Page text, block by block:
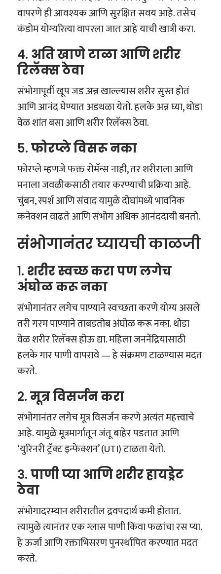
वापरणे ही आवश्यक आणि सुरक्षित सवय आहे. तसेच
कंडोम योग्यरित्या वापरला जात आहे याची खात्री करा.
४. अति खाणे टाळा आणि शरीर
रिलॅक्स ठेवा
संभोगापूर्वी खूप जड अन्न खाल्ल्यास शरीर सुस्त होतं
आणि आनंद घेण्यात अडथळा येतो. हलके अन्न घ्या, थोडा
वेळ शांत बसा आणि शरीर रिलॅक्स ठेवा.
५. फोरप्ले विसरू नका
फोरप्ले म्हणजे फक्त रोमॅन्स नाही, तर शरीराला आणि
मनाला जवळीकसाठी तयार करण्याची प्रक्रिया आहे.
चुंबन, स्पर्श आणि संवाद यामुळे दोघांमध्ये भावनिक
कनेक्शन वाढते आणि संभोग अधिक आनंददायी बनतो.
संभोगानंतर घ्यायची काळजी
१. शरीर स्वच्छ करा पण लगेच
अंघोळ करू नका
संभोगानंतर लगेच पाण्याने स्वच्छता करणे योग्य असले
तरी गरम पाण्याने ताबडतोब अंघोळ करू नका. थोडा
वेळ शरीर रिलॅक्स होऊ द्या. महिला जननेंद्रियासाठी
हलके गार पाणी वापरावे — हे संक्रमण टाळण्यास मदत
करते.
२. मूत्र विसर्जन करा
संभोगानंतर लगेच मूत्र विसर्जन करणे अत्यंत महत्त्वाचे
आहे. यामुळे मूत्रमार्गातून जंतू बाहेर पडतात आणि
‘युरिनरी ट्रॅक्ट इन्फेक्शन’ (UTI) टाळता येतो.
३. पाणी प्या आणि शरीर हायड्रेट
ठेवा
संभोगादरम्यान शरीरातील द्रवपदार्थ कमी होतात.
त्यामुळे त्यानंतर एक ग्लास पाणी किंवा फळांचा रस प्या.
हे ऊर्जा आणि रक्ताभिसरण पुनर्स्थापित करण्यात मदत
करते.